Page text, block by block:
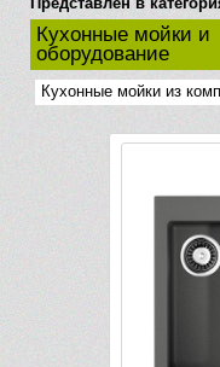
Кухонные мойки и
оборудование
Кухонные мойки из